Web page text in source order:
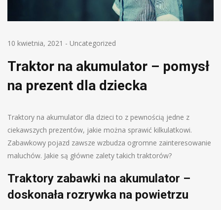
10 kwietnia, 2021 - Uncategorized
Traktor na akumulator – pomysł
na prezent dla dziecka
Traktory na akumulator dla dzieci to z pewnością jedne z
ciekawszych prezentów, jakie można sprawić kilkulatkowi.
Zabawkowy pojazd zawsze wzbudza ogromne zainteresowanie
maluchów. Jakie są główne zalety takich traktorów?
Traktory zabawki na akumulator –
doskonała rozrywka na powietrzu